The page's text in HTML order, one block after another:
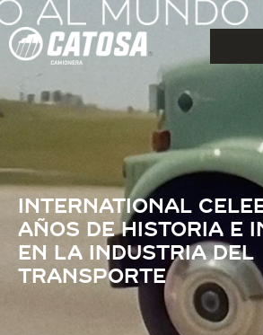
INTERNATIONAL
AÑOS DE HISTORIA E
EN LA INDUSTRIA DEL
TRANSPORTE